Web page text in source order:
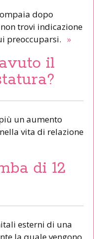
dopo
trovi indicazione
preoccuparsi. »
il
un aumento
vita di relazione
di 12
esterni di una